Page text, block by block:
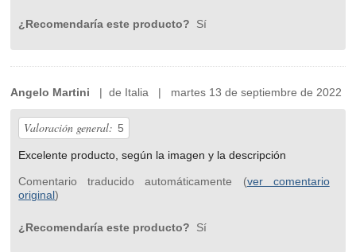
¿Recomendaría este producto? Sí
Angelo Martini | de Italia | martes 13 de septiembre de 2022
Valoración general: 5
Excelente producto, según la imagen y la descripción
Comentario traducido automáticamente (ver comentario
original)
¿Recomendaría este producto? Sí